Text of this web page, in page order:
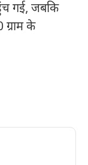
गई, जबकि
के